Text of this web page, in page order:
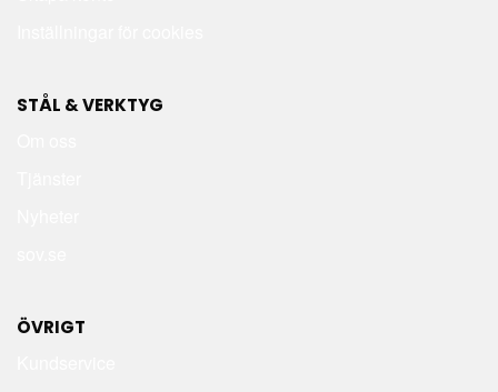
STÅL & VERKTYG
ÖVRIGT